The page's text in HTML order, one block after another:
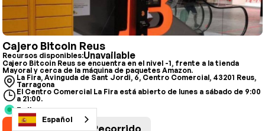
Cajero Bitcoin Reus
Recursos disponibles:Unavailable
Cajero Bitcoin Reus se encuentra en el nivel -1, frente a la tienda
Mayoral y cerca de la máquina de paquetes Amazon.
La Fira, Avinguda de Sant Jordi, 6, Centro Comercial, 43201 Reus,
Tarragona
El Centro Comercial La Fira está abierto de lunes a sábado de 9:00
a 21:00.
En línea
Leer más Recorrido
Español